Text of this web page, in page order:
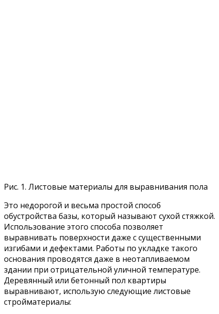
Рис. 1. Листовые материалы для выравнивания пола
Это недорогой и весьма простой способ
обустройства базы, который называют сухой стяжкой.
Использование этого способа позволяет
выравнивать поверхности даже с существенными
изгибами и дефектами. Работы по укладке такого
основания проводятся даже в неотапливаемом
здании при отрицательной уличной температуре.
Деревянный или бетонный пол квартиры
выравнивают, использую следующие листовые
стройматериалы: